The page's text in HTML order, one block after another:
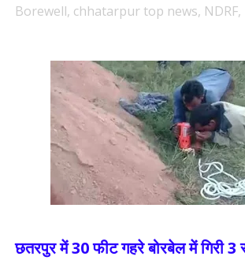
Borewell, chhatarpur top news, NDRF,
छतरपुर में 30 फीट गहरे बोरबेल में गिरी 3